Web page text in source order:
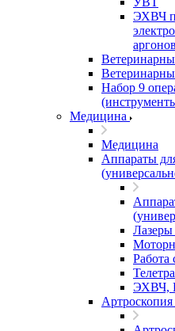
ЭХВЧ
Набор 9
Медицина
Медицина
Аппараты
Лазеры
Работа
ЭХВЧ,
Артроскопия